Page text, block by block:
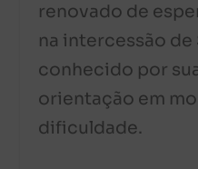
renovado de
na intercessão de
conhecido por
orientação em
dificuldade.